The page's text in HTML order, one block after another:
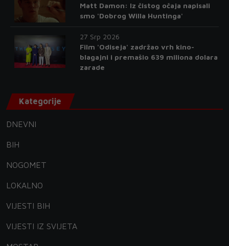
Matt Damon: Iz čistog očaja napisali
smo 'Dobrog Willa Huntinga'
27 Srp 2026
Film 'Odiseja' zadržao vrh kino-
blagajni i premašio 639 miliona dolara
zarade
Kategorije
DNEVNI
BIH
NOGOMET
LOKALNO
VIJESTI BIH
VIJESTI IZ SVIJETA